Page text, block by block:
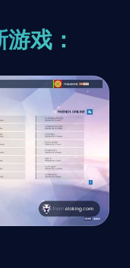
戏：